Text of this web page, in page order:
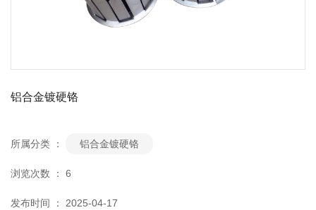
铝合金镀硬铬
所属分类 ： 铝合金镀硬铬
浏览次数 ： 6
发布时间 ： 2025-04-17